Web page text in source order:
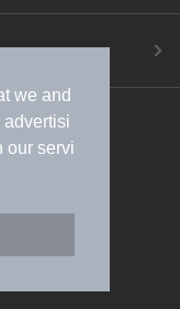
we and
advertisi
our servi
稿のご案内
シー